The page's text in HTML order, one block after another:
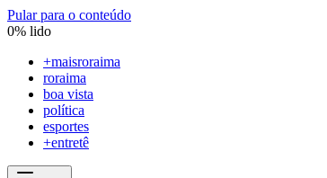
Pular para o conteúdo
0% lido
+maisroraima
roraima
boa vista
política
esportes
+entretê